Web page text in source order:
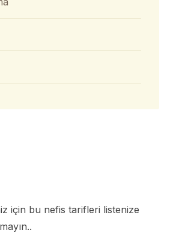
için bu nefis tarifleri listenize